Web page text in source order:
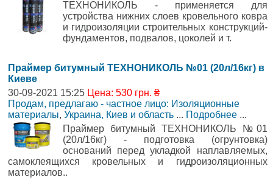
ТЕХНОНИКОЛЬ - применяется для
устройства нижних слоев кровельного ковра
и гидроизоляции строительных конструкций-
фундаментов, подвалов, цоколей и т.
Праймер битумный ТЕХНОНИКОЛЬ №01 (20л/16кг) в
Киеве
30-09-2021 15:25 Цена: 530 грн. ₴
Продам, предлагаю - частное лицо: Изоляционные
материалы, Украина, Киев и область ... Подробнее ...
Праймер битумный ТЕХНОНИКОЛЬ №01
(20л/16кг) - подготовка (огрунтовка)
оснований перед укладкой наплавляемых,
самоклеящихся кровельных и гидроизоляционных
материалов..